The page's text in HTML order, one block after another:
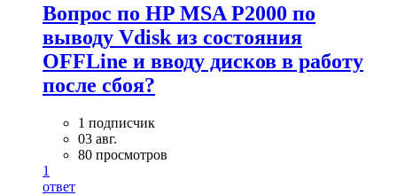
Вопрос по HP MSA P2000 по
выводу Vdisk из состояния
OFFLine и вводу дисков в работу
после сбоя?
1 подписчик
03 авг.
80 просмотров
1
ответ